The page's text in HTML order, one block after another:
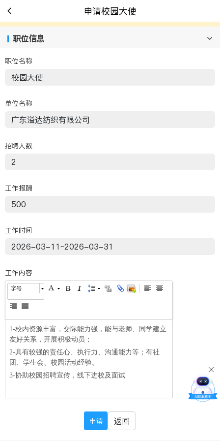
申请校园大使
职位信息
职位名称
单位名称
招聘人数
工作报酬
工作时间
工作内容
字号
申请 返回